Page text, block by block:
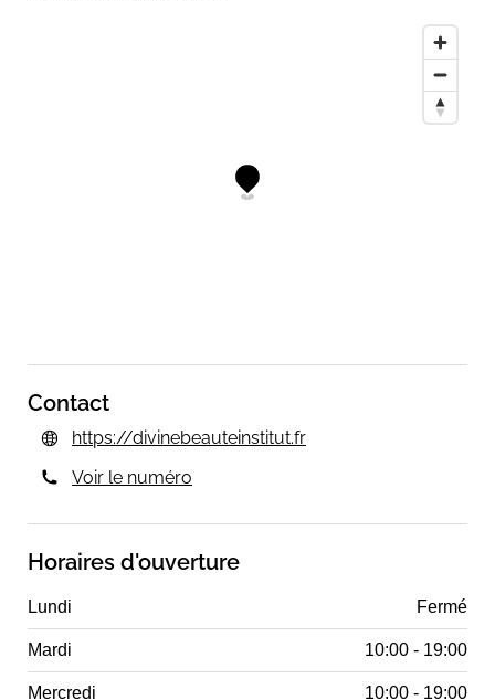
Contact
https://divinebeauteinstitut.fr
Voir le numéro
Horaires d'ouverture
Lundi Fermé
Mardi 10:00 - 19:00
Mercredi 10:00 - 19:00